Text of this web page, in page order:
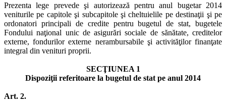
Prezenta lege prevede şi autorizează pentru anul bugetar 2014
veniturile pe capitole şi subcapitole şi cheltuielile pe destinaţii şi pe
ordonatori principali de credite pentru bugetul de stat, bugetele
Fondului naţional unic de asigurări sociale de sănătate, creditelor
externe, fondurilor externe nerambursabile şi activităţilor finanţate
integral din venituri proprii.
SECŢIUNEA 1
Dispoziţii referitoare la bugetul de stat pe anul 2014
Art. 2.